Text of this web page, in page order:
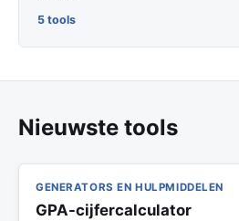
5 tools
Nieuwste tools
GENERATORS EN HULPMIDDELEN
GPA-cijfercalculator